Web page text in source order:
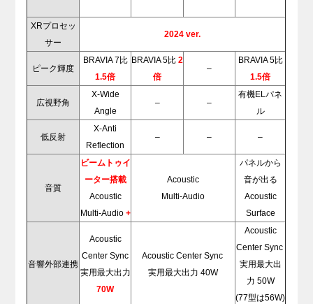
XRプロセッ
サー
2024 ver.
ピーク輝度
BRAVIA 7比
1.5倍
BRAVIA 5比2
倍
–
BRAVIA 5比
1.5倍
広視野角
X-Wide
Angle
– –
有機ELパネ
ル
低反射
X-Anti
Reflection
– – –
音質
ビームトゥイ
ーター搭載
Acoustic
Multi-Audio +
Acoustic
Multi-Audio
パネルから
音が出る
Acoustic
Surface
音響外部連携
Acoustic
Center Sync
実用最大出力
70W
Acoustic Center Sync
実用最大出力 40W
Acoustic
Center Sync
実用最大出
力 50W
(77型は56W)